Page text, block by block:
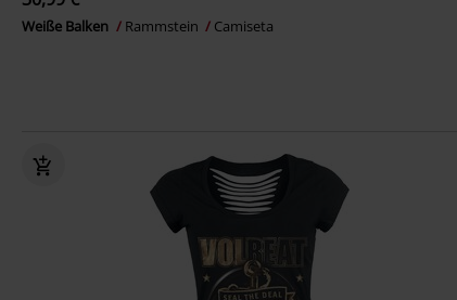
Weiße Balken Rammstein Camiseta